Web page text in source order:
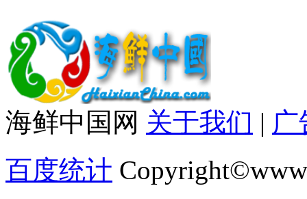
海鲜中国网 关于我们 | 广
百度统计